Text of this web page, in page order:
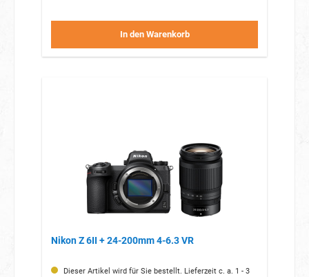
In den Warenkorb
Nikon Z 6II + 24-200mm 4-6.3 VR
Dieser Artikel wird für Sie bestellt. Lieferzeit c. a. 1 - 3